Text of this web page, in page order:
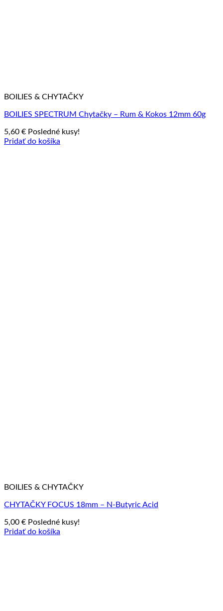
BOILIES & CHYTAČKY
BOILIES SPECTRUM Chytačky – Rum & Kokos 12mm 60g
5,60 € Posledné kusy!
Pridať do košíka
BOILIES & CHYTAČKY
CHYTAČKY FOCUS 18mm – N-Butyric Acid
5,00 € Posledné kusy!
Pridať do košíka